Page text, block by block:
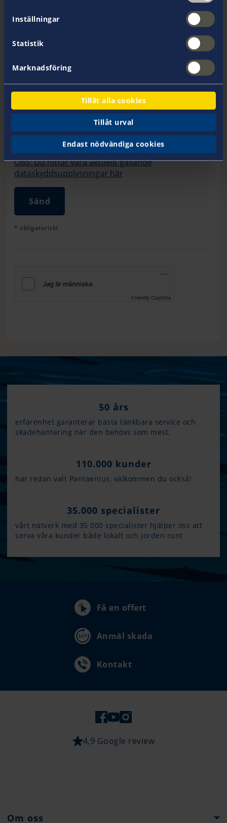
Inställningar
Statistik
Marknadsföring
Tillåt alla cookies
Tillåt urval
Endast nödvändiga cookies
Startdatum
Månad*
OBS: Du hittar våra aktuellt gällande
dataskyddsupplysningar här
Sänd
* obligatoriskt
friendly captcha loading error
Friendly Captcha
50 års
erfarenhet garanterar bästa tänkbara service och
skadehantering när den behövs som mest.
110.000 kunder
har redan valt Pantaenius, välkommen du också!
35.000 specialister
vårt nätverk med 35 000 specialister hjälper oss att
serva våra kunder både lokalt och jorden runt
Få en offert
Anmäl skada
Kontakt
4,9 Google review
Om oss